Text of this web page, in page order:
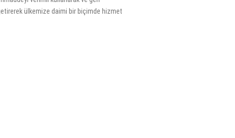
ülkemize daimi bir biçimde hizmet